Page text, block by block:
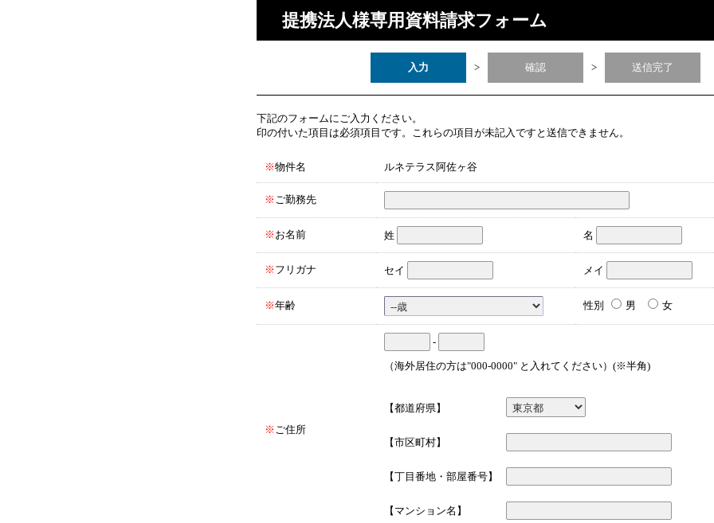
提携法人様専用資料請求フォーム
入力 > 確認 > 送信完了
下記のフォームにご入力ください。
印の付いた項目は必須項目です。これらの項目が未記入ですと送信できません。
※物件名 ルネテラス阿佐ヶ谷
※ ご勤務先
※ お名前 姓 名
※ フリガナ セイ メイ
※年齢 性別 男 女
※ ご住所
-
（海外居住の方は"000-0000" と入れてください）(※半角)
【都道府県】
【市区町村】
【丁目番地・部屋番号】
【マンション名】